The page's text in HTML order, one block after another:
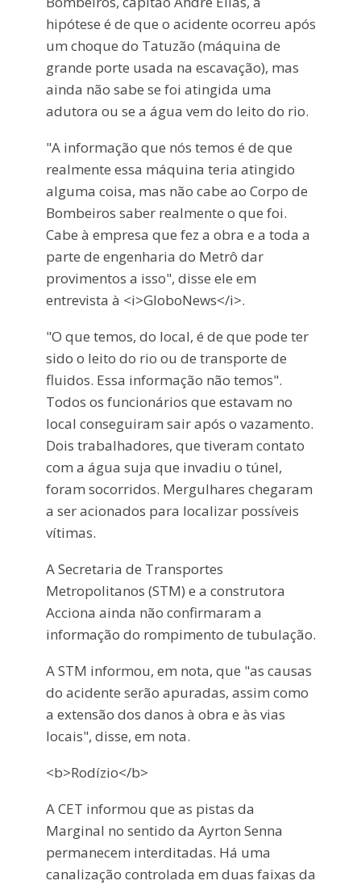
hipótese é de que o acidente ocorreu após
um choque do Tatuzão (máquina de
grande porte usada na escavação), mas
ainda não sabe se foi atingida uma
adutora ou se a água vem do leito do rio.
"A informação que nós temos é de que
realmente essa máquina teria atingido
alguma coisa, mas não cabe ao Corpo de
Bombeiros saber realmente o que foi.
Cabe à empresa que fez a obra e a toda a
parte de engenharia do Metrô dar
provimentos a isso", disse ele em
entrevista à <i>GloboNews</i>.
"O que temos, do local, é de que pode ter
sido o leito do rio ou de transporte de
fluidos. Essa informação não temos".
Todos os funcionários que estavam no
local conseguiram sair após o vazamento.
Dois trabalhadores, que tiveram contato
com a água suja que invadiu o túnel,
foram socorridos. Mergulhares chegaram
a ser acionados para localizar possíveis
vítimas.
A Secretaria de Transportes
Metropolitanos (STM) e a construtora
Acciona ainda não confirmaram a
informação do rompimento de tubulação.
A STM informou, em nota, que "as causas
do acidente serão apuradas, assim como
a extensão dos danos à obra e às vias
locais", disse, em nota.
<b>Rodízio</b>
A CET informou que as pistas da
Marginal no sentido da Ayrton Senna
permanecem interditadas. Há uma
canalização controlada em duas faixas da